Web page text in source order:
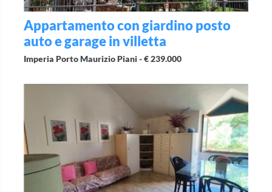
Appartamento con giardino posto
auto e garage in villetta
Imperia Porto Maurizio Piani -€ 239.000